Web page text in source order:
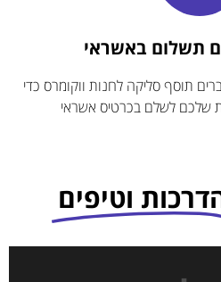
תשלום באשראי
תוסף סליקה לחנות ווקומרס כדי
שלכם לשלם בכרטיס אשראי
וטיפים